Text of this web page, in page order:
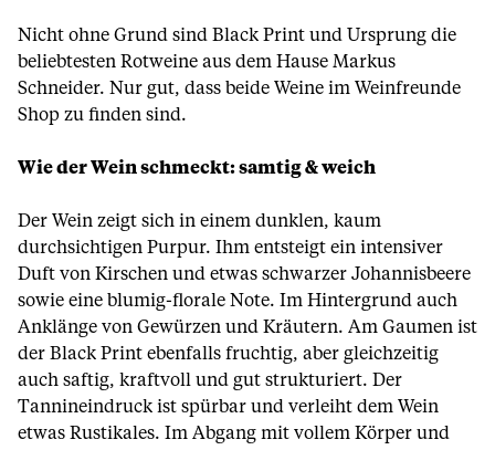
Nicht ohne Grund sind Black Print und Ursprung die
beliebtesten Rotweine aus dem Hause Markus
Schneider. Nur gut, dass beide Weine im Weinfreunde
Shop zu finden sind.
Wie der Wein schmeckt: samtig & weich
Der Wein zeigt sich in einem dunklen, kaum
durchsichtigen Purpur. Ihm entsteigt ein intensiver
Duft von Kirschen und etwas schwarzer Johannisbeere
sowie eine blumig-florale Note. Im Hintergrund auch
Anklänge von Gewürzen und Kräutern. Am Gaumen ist
der Black Print ebenfalls fruchtig, aber gleichzeitig
auch saftig, kraftvoll und gut strukturiert. Der
Tannineindruck ist spürbar und verleiht dem Wein
etwas Rustikales. Im Abgang mit vollem Körper und